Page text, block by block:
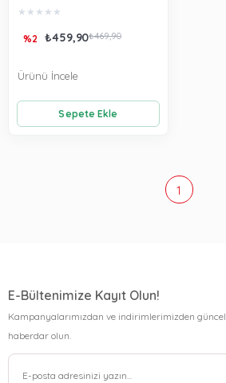
★ ★ ★ ★ ★
₺459,90₺469,90
%2
Sepete Ekle
Ürünü İncele
1
E-Bültenimize Kayıt Olun!
Kampanyalarımızdan ve indirimlerimizden
haberdar olun.